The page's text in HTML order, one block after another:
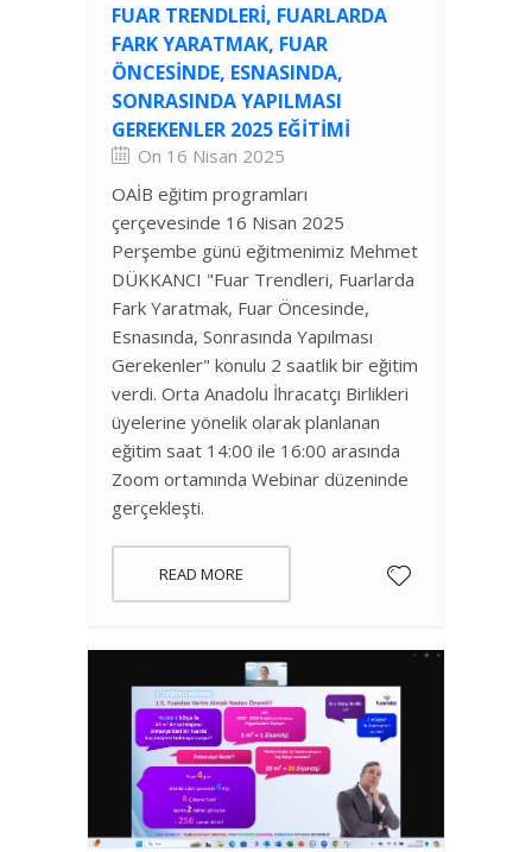
FUAR TRENDLERI, FUARLARDA
FARK YARATMAK, FUAR
ÖNCESINDE, ESNASINDA,
SONRASINDA YAPILMASI
GEREKENLER 2025 EĞITIMI
On 16 Nisan 2025
OAİB eğitim programları
çerçevesinde 16 Nisan 2025
Perşembe günü eğitmenimiz Mehmet
DÜKKANCI "Fuar Trendleri, Fuarlarda
Fark Yaratmak, Fuar Öncesinde,
Esnasında, Sonrasında Yapılması
Gerekenler" konulu 2 saatlik bir eğitim
verdi. Orta Anadolu İhracatçı Birlikleri
üyelerine yönelik olarak planlanan
eğitim saat 14:00 ile 16:00 arasında
Zoom ortamında Webinar düzeninde
gerçekleşti.
READ MORE